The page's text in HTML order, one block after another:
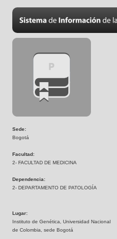
Sede:
Bogotá
Facultad:
2- FACULTAD DE MEDICINA
Dependencia:
2- DEPARTAMENTO DE PATOLOGÍA
Lugar:
Instituto de Genética, Universidad Nacional
de Colombia, sede Bogotá